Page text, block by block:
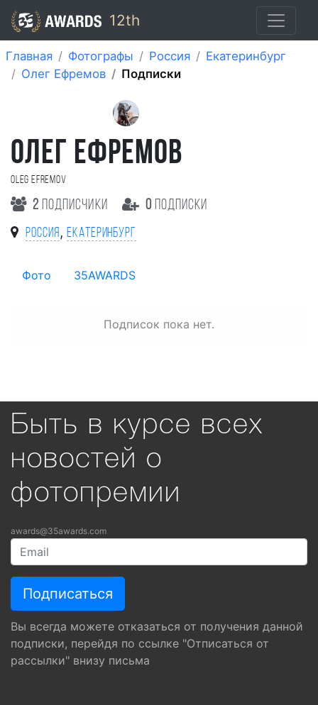
12th
Главная Фотографы Россия
Екатеринбург
Олег Ефремов
Подписки
ОЛЕГ ЕФРЕМОВ
Oleg Efremov
2 подписчики 0 подписки
Россия , Екатеринбург
Фото 35AWARDS
Подписок пока нет.
Быть в курсе всех
новостей о
фотопремии
awards@35awards.com
Вы всегда можете отказаться от получения данной
подписки, перейдя по ссылке "Отписаться от
рассылки" внизу письма